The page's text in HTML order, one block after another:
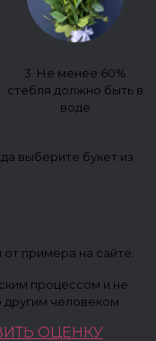
3. Не менее 60%
стебля должно быть в
воде
выберите букет из
примера на сайте.
процессом и не
человеком.
ОЦЕНКУ